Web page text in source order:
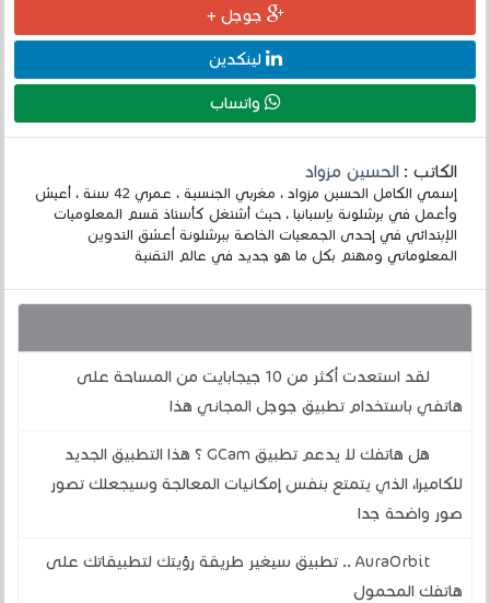
جوجل +
لينكدين
واتساب
الكاتب :الحسين مزواد
إسمي الكامل الحسين مزواد ، مغربي الجنسية ، عمري 42 سنة ، أعيش
وأعمل في برشلونة بإسبانيا ، حيث أشتغل كأستاذ قسم المعلوميات
الإبتدائي في إحدى الجمعيات الخاصة ببرشلونة أعشق التدوين
المعلوماتي ومهتم بكل ما هو جديد في عالم التقنية
لقد استعدت أكثر من 10 جيجابايت من المساحة على
هاتفي باستخدام تطبيق جوجل المجاني هذا
هل هاتفك لا يدعم تطبيق GCam ؟ هذا التطبيق الجديد
للكاميرا، الذي يتمتع بنفس إمكانيات المعالجة وسيجعلك تصور
صور واضحة جدا
AuraOrbit .. تطبيق سيغير طريقة رؤيتك لتطبيقاتك على
هاتفك المحمول